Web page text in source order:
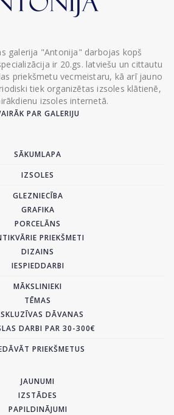
galerija "Antonija" darbojas kopš
ir 20.gs. latviešu un cittautu
priekšmetu vecmeistaru, kā arī jauno
tiek organizētas izsoles klātienē,
izsoles internetā.
PAR GALERIJU
SĀKUMLAPA
IZSOLES
GLEZNIECĪBA
GRAFIKA
PORCELĀNS
PRIEKŠMETI
DIZAINS
IESPIEDDARBI
MĀKSLINIEKI
TĒMAS
DĀVANAS
DARBI PAR 30-300€
PRIEKŠMETUS
JAUNUMI
IZSTĀDES
PAPILDINĀJUMI